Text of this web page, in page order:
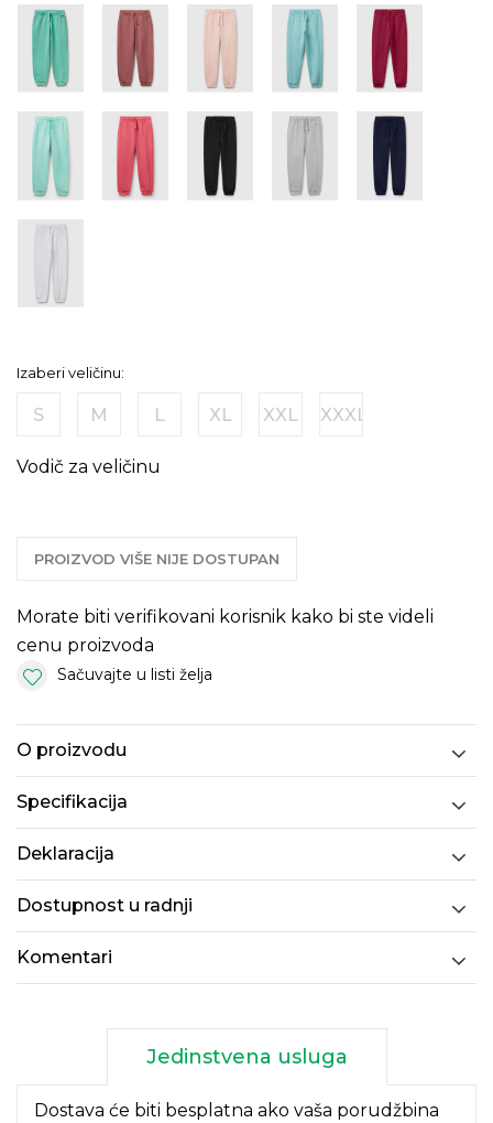
Izaberi veličinu:
S M L XL XXL XXXL
Vodič za veličinu
PROIZVOD VIŠE NIJE DOSTUPAN
Morate biti verifikovani korisnik kako bi ste videli
cenu proizvoda
Sačuvajte u listi želja
O proizvodu
Specifikacija
Deklaracija
Dostupnost u radnji
Komentari
Jedinstvena usluga
Dostava će biti besplatna ako vaša porudžbina